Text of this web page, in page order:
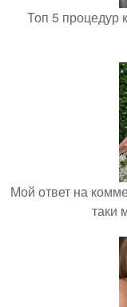
Топ 5 процедур
Мой ответ на
таки